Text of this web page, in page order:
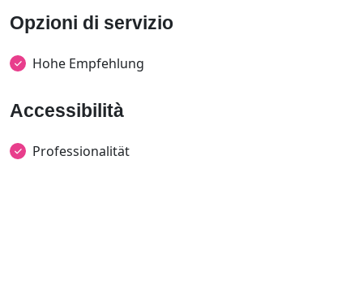
Opzioni di servizio
Hohe Empfehlung
Accessibilità
Professionalität